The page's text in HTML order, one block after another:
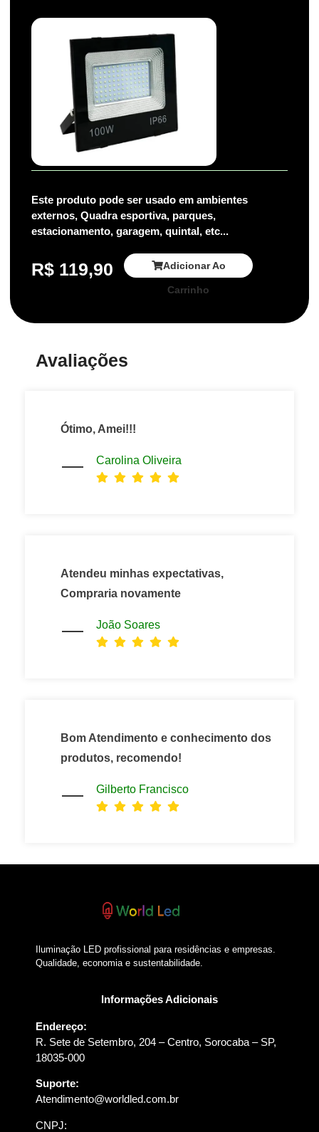
Este produto pode ser usado em ambientes
externos, Quadra esportiva, parques,
estacionamento, garagem, quintal, etc...
R$ 119,90 Adicionar Ao
Carrinho
Avaliações
Ótimo, Amei!!!
Carolina Oliveira
Atendeu minhas expectativas,
Compraria novamente
João Soares
Bom Atendimento e conhecimento dos
produtos, recomendo!
Gilberto Francisco
Iluminação LED profissional para residências e empresas.
Qualidade, economia e sustentabilidade.
Informações Adicionais
Endereço:
R. Sete de Setembro, 204 – Centro, Sorocaba – SP,
18035-000
Suporte:
Atendimento@worldled.com.br
CNPJ: